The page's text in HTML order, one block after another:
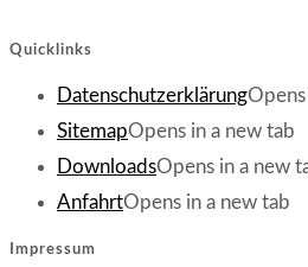
Quicklinks
Datenschutzerklärung
SitemapOpens in a new tab
DownloadsOpens in a new
AnfahrtOpens in a new tab
Impressum